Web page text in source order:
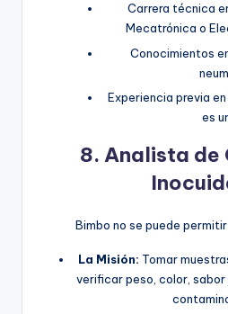
Carrera técnica
Mecatrónica o
Conocimientos
Experiencia previa
es
8. Analista de
Bimbo no se puede
La Misión: Tomar
verificar peso, color, sabor